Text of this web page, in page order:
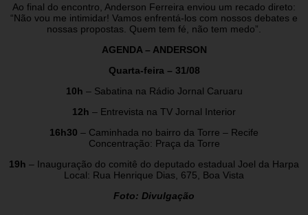
Ao final do encontro, Anderson Ferreira enviou um recado direto:
“Não vou me intimidar! Vamos enfrentá-los com nossos debates e
nossas propostas. Quem tem fé, não tem medo”.
AGENDA – ANDERSON
Quarta-feira – 31/08
10h – Sabatina na Rádio Jornal Caruaru
12h – Entrevista na TV Jornal Interior
16h30 – Caminhada no bairro da Torre – Recife
Concentração: Praça da Torre
19h – Inauguração do comitê do deputado estadual Joel da Harpa
Local: Rua Henrique Dias, 675, Boa Vista
Foto: Divulgação